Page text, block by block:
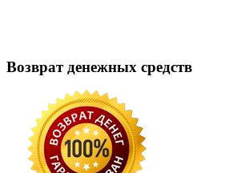
Возврат денежных средств